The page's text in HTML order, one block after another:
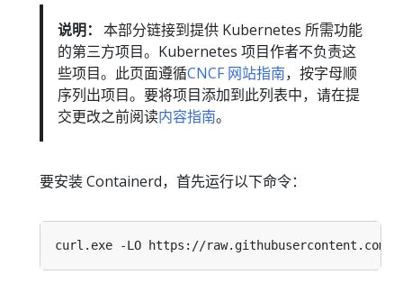
说明： 本部分链接到提供 Kubernetes 所需功能
的第三方项目。Kubernetes 项目作者不负责这
些项目。此页面遵循CNCF 网站指南，按字母顺
序列出项目。要将项目添加到此列表中，请在提
交更改之前阅读内容指南。
要安装 Containerd，首先运行以下命令：
curl.exe -LO https : //raw.githubusercontent.com/